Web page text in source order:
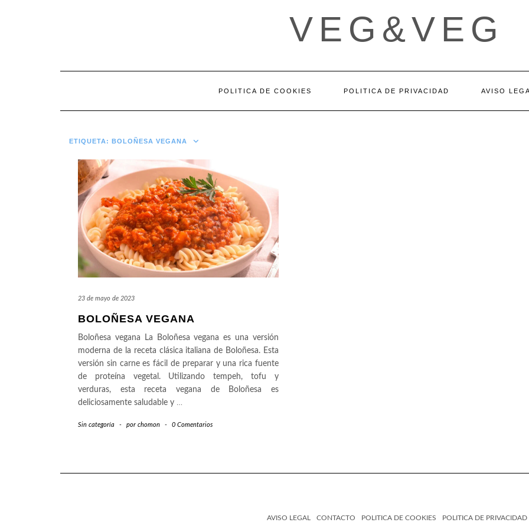
VEG&VEG
POLITICA DE COOKIES POLITICA DE PRIVACIDAD AVISO
ETIQUETA: BOLOÑESA VEGANA
23 de mayo de 2023
BOLOÑESA VEGANA
Boloñesa vegana La Boloñesa vegana es una versión
moderna de la receta clásica italiana de Boloñesa. Esta
versión sin carne es fácil de preparar y una rica fuente
de proteína vegetal. Utilizando tempeh, tofu y
verduras, esta receta vegana de Boloñesa es
deliciosamente saludable y …
Sin categoría - por chomon - 0 Comentarios
AVISO LEGAL CONTACTO POLITICA DE COOKIES POLITICA DE PRIVACIDAD